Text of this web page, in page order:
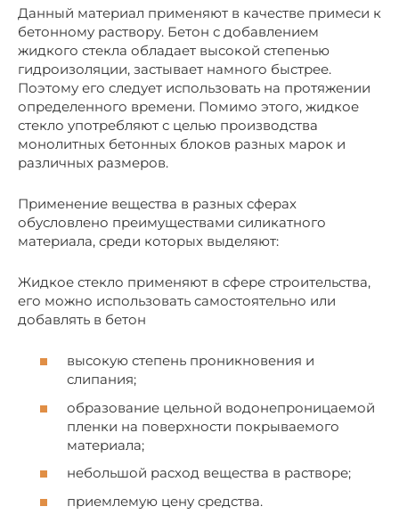
Данный материал применяют в качестве примеси к
бетонному раствору. Бетон с добавлением
жидкого стекла обладает высокой степенью
гидроизоляции, застывает намного быстрее.
Поэтому его следует использовать на протяжении
определенного времени. Помимо этого, жидкое
стекло употребляют с целью производства
монолитных бетонных блоков разных марок и
различных размеров.
Применение вещества в разных сферах
обусловлено преимуществами силикатного
материала, среди которых выделяют:
Жидкое стекло применяют в сфере строительства,
его можно использовать самостоятельно или
добавлять в бетон
высокую степень проникновения и
слипания;
образование цельной водонепроницаемой
пленки на поверхности покрываемого
материала;
небольшой расход вещества в растворе;
приемлемую цену средства.